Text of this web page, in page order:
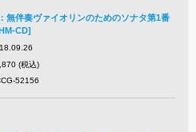
無伴奏ヴァイオリンのためのソナタ第1番
CD]
(税込)
52156